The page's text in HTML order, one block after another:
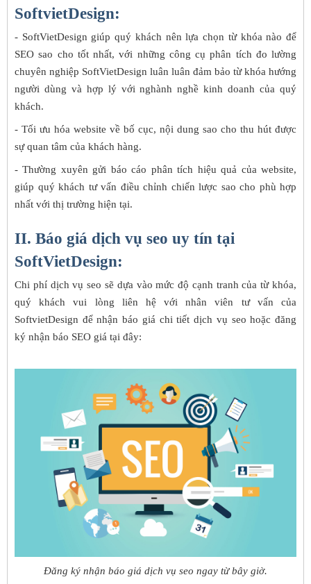
SoftvietDesign:
- SoftVietDesign giúp quý khách nên lựa chọn từ khóa nào để
SEO sao cho tốt nhất, với những công cụ phân tích đo lường
chuyên nghiệp SoftVietDesign luân luân đảm bảo từ khóa hướng
người dùng và hợp lý với nghành nghề kinh doanh của quý
khách.
- Tối ưu hóa website về bố cục, nội dung sao cho thu hút được
sự quan tâm của khách hàng.
- Thường xuyên gửi báo cáo phân tích hiệu quả của website,
giúp quý khách tư vấn điều chỉnh chiến lược sao cho phù hợp
nhất với thị trường hiện tại.
II. Báo giá dịch vụ seo uy tín tại
SoftVietDesign:
Chi phí dịch vụ seo sẽ dựa vào mức độ cạnh tranh của từ khóa,
quý khách vui lòng liên hệ với nhân viên tư vấn của
SoftvietDesign để nhận báo giá chi tiết dịch vụ seo hoặc đăng
ký nhận báo SEO giá tại đây:
Đăng ký nhận báo giá dịch vụ seo ngay từ bây giờ.